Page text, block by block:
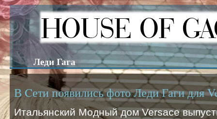
Леди Гага
В Cети появились фото Леди Гаги для
Итальянский Модный дом Versace